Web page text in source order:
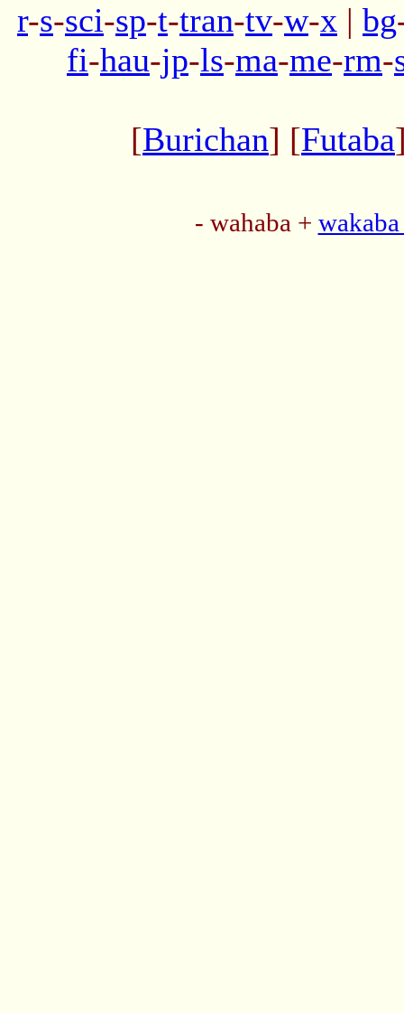
r-s-sci-sp-t-tran-tv-w-x | bg
fi-hau-jp-ls-ma-me-rm-
[Burichan] [Futaba
- wahaba +